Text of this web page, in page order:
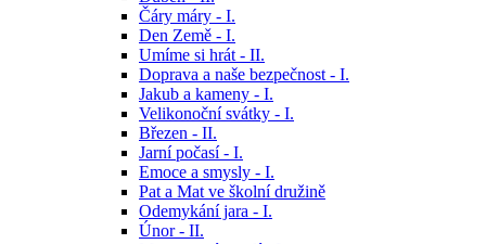
Čáry máry - I.
Den Země - I.
Umíme si hrát - II.
Doprava a naše bezpečnost - I.
Jakub a kameny - I.
Velikonoční svátky - I.
Březen - II.
Jarní počasí - I.
Emoce a smysly - I.
Pat a Mat ve školní družině
Odemykání jara - I.
Únor - II.